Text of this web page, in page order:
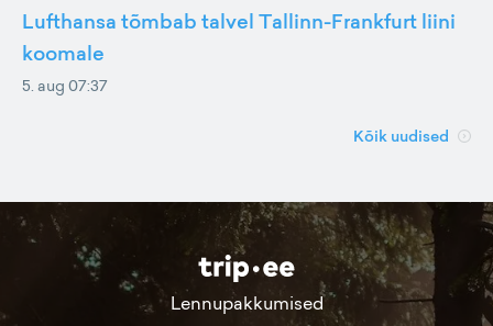
Lufthansa tõmbab talvel Tallinn-Frankfurt liini
koomale
5. aug 07:37
Kõik uudised
Lennupakkumised